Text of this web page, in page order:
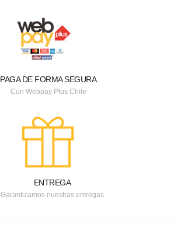
PAGA DE FORMA SEGURA
Con Webpay Plus Chile
ENTREGA
Garantizamos nuestras entregas